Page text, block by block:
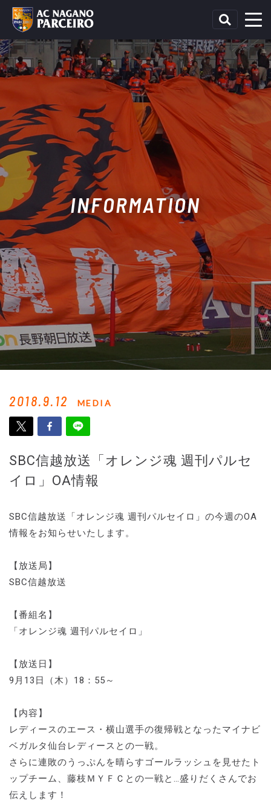
INFORMATION
2018.9.12 MEDIA
SBC信越放送「オレンジ魂 週刊パルセ
イロ」OA情報
SBC信越放送「オレンジ魂 週刊パルセイロ」の今週のOA
情報をお知らせいたします。
【放送局】
SBC信越放送
【番組名】
「オレンジ魂 週刊パルセイロ」
【放送日】
9月13日（木）18：55～
【内容】
レディースのエース・横山選手の復帰戦となったマイナビ
ベガルタ仙台レディースとの一戦。
さらに連敗のうっぷんを晴らすゴールラッシュを見せたト
ップチーム、藤枝ＭＹＦＣとの一戦と…盛りだくさんでお
伝えします！